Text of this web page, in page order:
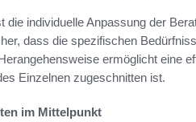
die individuelle Anpassung der
dass die spezifischen
ermöglicht eine
Einzelnen zugeschnitten ist.
im Mittelpunkt